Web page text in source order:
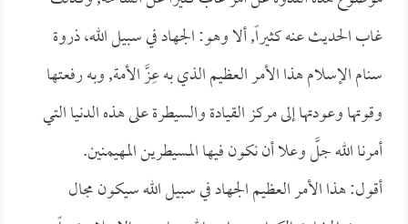
غاب الحديث عنه كثيراً, ألا وهو: الجهاد في سبيل الله، ذروة
سنام الإسلام هذا الأمر العظيم الذي به عِزَّ الأمة, وبه رفعتها
وقوتها وعودتها إلى مركز القيادة والسيطرة على هذه الدنيا التي
أمرنا الله جلَّ وعلا أن نكون فيها المسيطرين المهيمنين.
أقول: هذا الأمر العظيم الجهاد في سبيل الله سيكون مجال